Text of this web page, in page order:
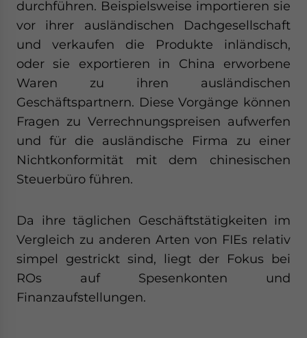
durchführen. Beispielsweise importieren sie
vor ihrer ausländischen Dachgesellschaft
und verkaufen die Produkte inländisch,
oder sie exportieren in China erworbene
Waren zu ihren ausländischen
Geschäftspartnern. Diese Vorgänge können
Fragen zu Verrechnungspreisen aufwerfen
und für die ausländische Firma zu einer
Nichtkonformität mit dem chinesischen
Steuerbüro führen.
Da ihre täglichen Geschäftstätigkeiten im
Vergleich zu anderen Arten von FIEs relativ
simpel gestrickt sind, liegt der Fokus bei
ROs auf Spesenkonten und
Finanzaufstellungen.